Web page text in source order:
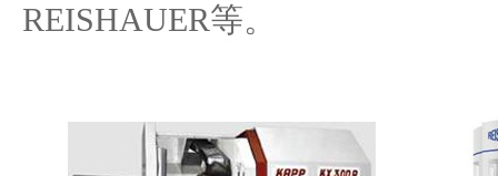
REISHAUER等。